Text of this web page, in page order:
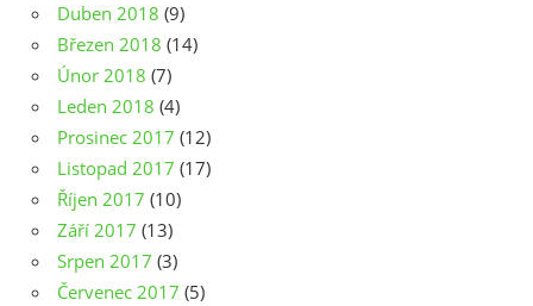
Duben 2018 (9)
Březen 2018 (14)
Únor 2018 (7)
Leden 2018 (4)
Prosinec 2017 (12)
Listopad 2017 (17)
Říjen 2017 (10)
Září 2017 (13)
Srpen 2017 (3)
Červenec 2017 (5)